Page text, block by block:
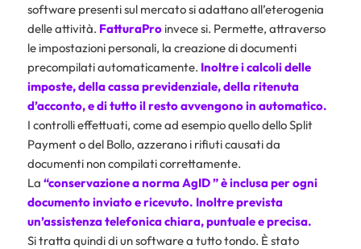
software presenti sul mercato si adattano all’eterogenia
delle attività. FatturaProinvece si. Permette, attraverso
le impostazioni personali, la creazione di documenti
precompilati automaticamente. Inoltre i calcoli delle
imposte, della cassa previdenziale, della ritenuta
d’acconto, e di tutto il resto avvengono in automatico.
I controlli effettuati, come ad esempio quello dello Split
Payment o del Bollo, azzerano i rifiuti causati da
documenti non compilati correttamente.
La “conservazione a norma AgID ”è inclusa per ogni
documento inviato e ricevuto. Inoltre prevista
un’assistenza telefonica chiara, puntuale e precisa.
Si tratta quindi di un software a tutto tondo. È stato